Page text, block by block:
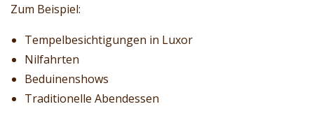
Zum Beispiel:
Tempelbesichtigungen in Luxor
Nilfahrten
Beduinenshows
Traditionelle Abendessen